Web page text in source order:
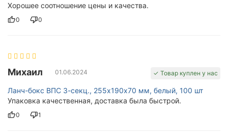
Хорошее соотношение цены и качества.
0 0
Михаил 01.06.2024 ✓ Товар куплен у нас
Ланч-бокс ВПС 3-секц., 255х190х70 мм, белый, 100 шт
Упаковка качественная, доставка была быстрой.
0 1